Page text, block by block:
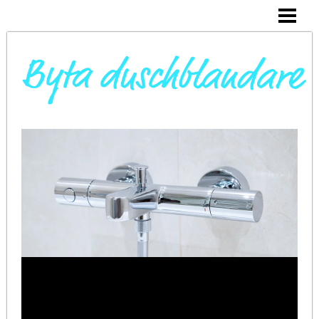
BYTA VARMVATTENBEREDARE
BYTA BLANDARE I HANDFAT